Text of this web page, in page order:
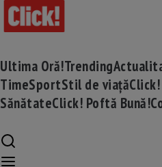
Ultima Oră!Trending
TimeSportStil de viață
SănătateClick! Poftă Bună!